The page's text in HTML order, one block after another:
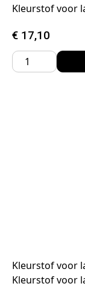
Kleurstof voor
€ 17,10
Kleurstof voor
Kleurstof voor